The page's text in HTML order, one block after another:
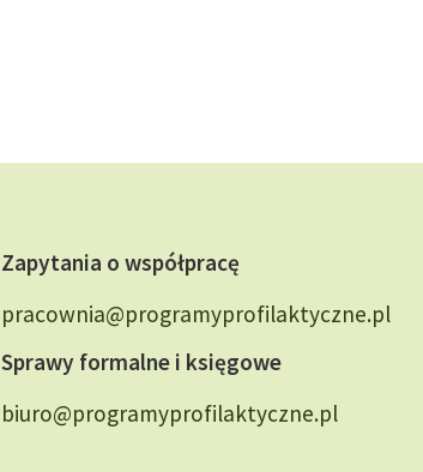
Zapytania o współpracę
pracownia@programyprofilaktyczne.pl
Sprawy formalne i księgowe
biuro@programyprofilaktyczne.pl